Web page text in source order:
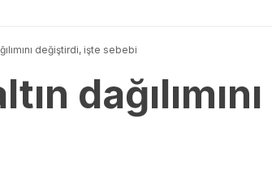
değiştirdi, işte sebebi